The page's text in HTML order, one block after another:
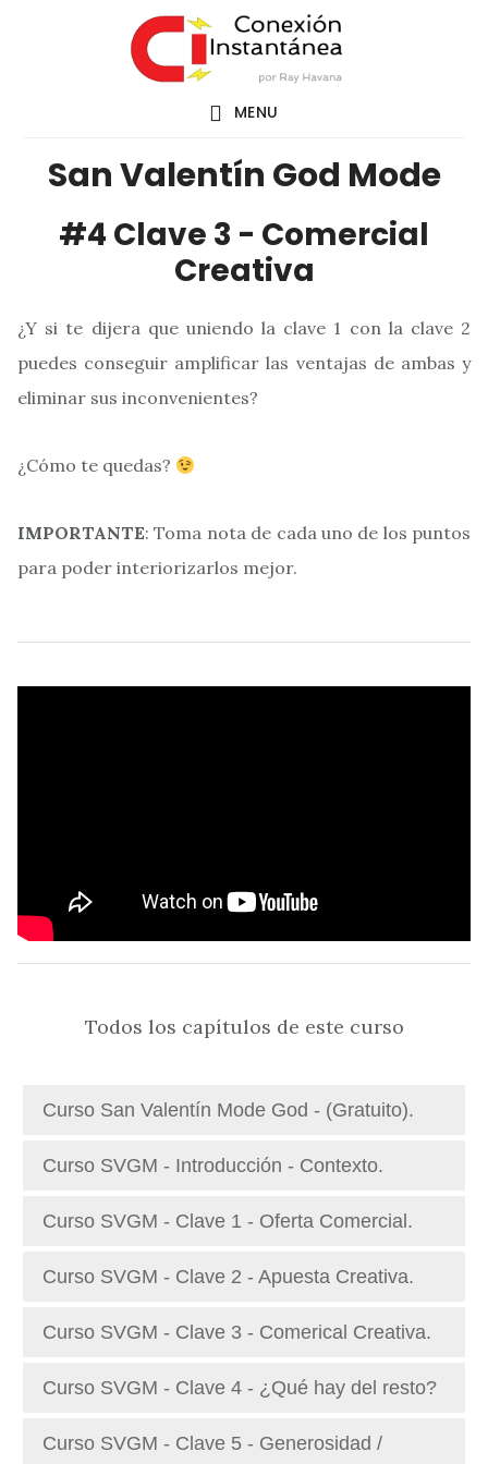
MENU
San Valentín God Mode
#4 Clave 3 - Comercial
Creativa
¿Y si te dijera que uniendo la clave 1 con la clave 2
puedes conseguir amplificar las ventajas de ambas y
eliminar sus inconvenientes?
¿Cómo te quedas?
IMPORTANTE: Toma nota de cada uno de los puntos
para poder interiorizarlos mejor.
Todos los capítulos de este curso
Curso San Valentín Mode God - (Gratuito).
Curso SVGM - Introducción - Contexto.
Curso SVGM - Clave 1 - Oferta Comercial.
Curso SVGM - Clave 2 - Apuesta Creativa.
Curso SVGM - Clave 3 - Comerical Creativa.
Curso SVGM - Clave 4 - ¿Qué hay del resto?
Curso SVGM - Clave 5 - Generosidad /